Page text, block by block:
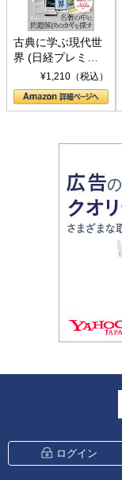
古典に学ぶ現代世
界 (日経プレミア
シリーズ)¥1,210（税込）
ログイン